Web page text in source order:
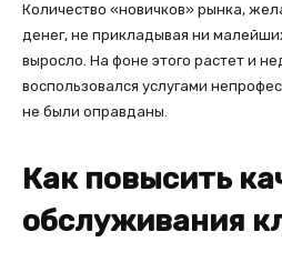
Количество «новичков» рынка,
денег, не прикладывая ни
выросло. На фоне этого растет и
воспользовался услугами
не были оправданы.
Как повысить
обслуживания